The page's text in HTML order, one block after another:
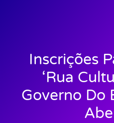
Inscrições
‘Rua
Governo Do